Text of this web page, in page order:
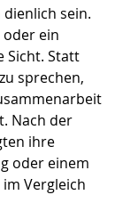
sein.
oder ein
Sicht. Statt
sprechen,
Nach der
ihre
oder einem
Vergleich